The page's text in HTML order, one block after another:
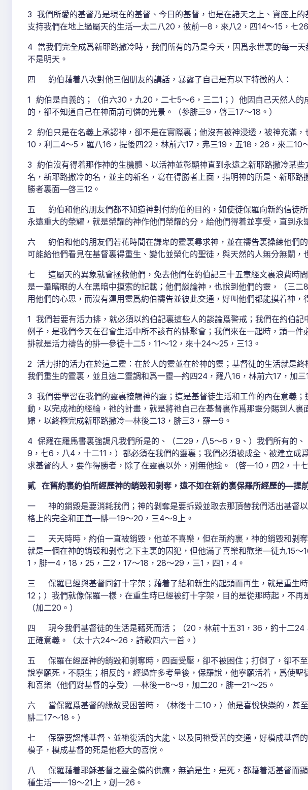
3 我們所愛的基督乃是現在的基督、今日的基督，也是在諸天之上、寶座上的
支持我們在地上過屬天的生活—太二八20，彼前一8，來八2，四14～15，七
4 當我們完全成爲新耶路撒冷時，我們所有的乃是今天，因爲永世裏的每一天
不是明天。
四 約伯藉着八次對他三個朋友的講話，暴露了自己是有以下特徵的人：
1 約伯是自義的；（伯六30，九20，二七5～6，三二1；）他因自己天然人的
的，卻不知道自己在神面前可憐的光景。（參腓三9，啓三17～18。）
2 約伯只是在名義上承認神，卻不是在實際裏；他沒有被神浸透，被神充滿
10，利二4～5，羅八16，提後四22，林前六17，弗三19，五18，26，來二10
3 約伯沒有得着那作神的生機體、以活神並彰顯神直到永遠之新耶路撒冷某
名，新耶路撒冷的名，並主的新名，寫在得勝者上面，指明神的所是、新耶
勝者裏面—啓三12。
五 約伯和他的朋友們都不知道神對付約伯的目的，如使徒保羅向新約信徒
永遠重大的榮耀，就是榮耀的神作他們榮耀的分，給他們得着並享受，直到永
六 約伯和他的朋友們若花時間在謙卑的靈裏尋求神，並在禱告裏操練他們
可能給他們看見在基督裏得重生、變化並榮化的聖徒，與天然的人無分無關，
七 這屬天的異象就會拯救他們，免去他們在約伯記三十五章經文裏浪費時
是一羣瞎眼的人在黑暗中摸索的記載；他們談論神，也說到他們的靈，（三
用他們的心思，而沒有運用靈爲約伯禱告並彼此交通，好叫他們都能摸着神，
1 我們若要有活力排，就必須以約伯記裏這些人的談論爲警戒；我們在約伯
例子，是我們今天在召會生活中所不該有的排聚會；我們來在一起時，頭一
排就是活力禱告的排—參徒十二5，11～12，來十24～25，三13。
2 活力排的活力在於這二靈：在於人的靈並在於神的靈；基督徒的生活就是
我們重生的靈裏，並且這二靈調和爲一靈—約四24，羅八16，林前六17，加三
3 我們要學習在我們的靈裏接觸神的靈；這是基督徒生活和工作的內在意義
動，以完成祂的經綸，祂的計畫，就是將祂自己在基督裏作爲那靈分賜到人
婦，以終極完成新耶路撒冷—林後二13，腓三3，羅一9。
4 保羅在羅馬書裏強調凡我們所是的、（二29，八5～6，9、）我們所有的
9，七6，八4，十二11，）都必須在我們的靈裏；我們必須被成全、被建立成
求基督的人，要作得勝者，除了在靈裏以外，別無他途。（啓一10，四2，十七
貳 在舊約裏約伯所經歷神的銷毀和剝奪，遠不如在新約裏保羅所經歷的—提前
一 神的銷毀是要消耗我們；神的剝奪是要拆毀並取去那頂替我們活出基督
格上的完全和正直—腓一19～20，三4～9上。
二 天天時時，約伯一直被銷毀，他並不喜樂，但在新約裏，神的銷毀和剝
就是一個在神的銷毀和剝奪之下主裏的囚犯，但他滿了喜樂和歡樂—徒九15～
1，腓一4，18，25，二2，17～18，28～29，三1，四1，4。
三 保羅已經與基督同釘十字架；藉着了結和新生的起頭而再生，就是重生
12；）我們就像保羅一樣，在重生時已經被釘十字架，目的是從那時起，不再
（加二20。）
四 現今我們基督徒的生活是藉死而活；（20，林前十五31，36，約十二24
正確意義。（太十六24～26，詩歌四六一首。）
五 保羅在經歷神的銷毀和剝奪時，四面受壓，卻不被困住；打倒了，卻不
說寧願死，不願生；相反的，經過許多考量後，保羅說，他寧願活着，爲使聖
和喜樂（他們對基督的享受）—林後一8～9，加二20，腓一21～25。
六 當保羅爲基督的緣故受困苦時，（林後十二10，）他是喜悅快樂的，甚
腓二17～18。）
七 保羅要認識基督、並祂復活的大能、以及同祂受苦的交通，好模成基督
模子，模成基督的死是他極大的喜悅。
八 保羅藉着耶穌基督之靈全備的供應，無論是生，是死，都藉着活基督而
種生活—一19～21上，創一26。